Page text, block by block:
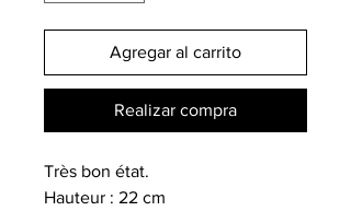
Agregar al carrito
Realizar compra
Très bon état.
Hauteur : 22 cm